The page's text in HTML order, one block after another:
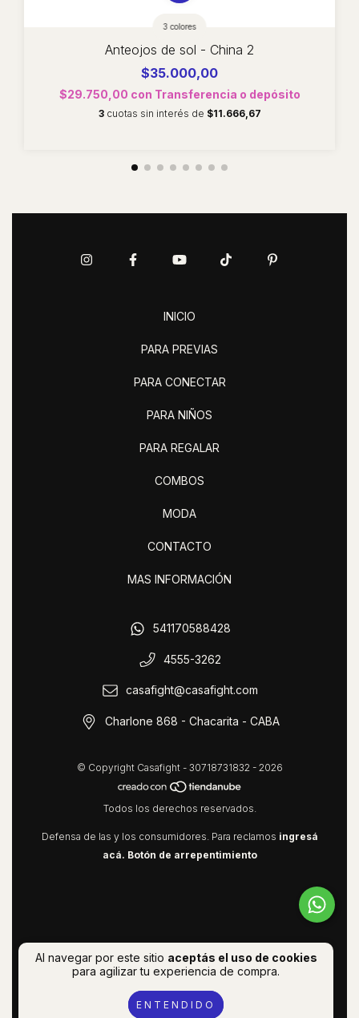
Al navegar por este sitio aceptás el uso de cookies
para agilizar tu experiencia de compra.
ENTENDIDO
3 colores
Anteojos de sol - China 2
$35.000,00
$29.750,00 con Transferencia o depósito
3 cuotas sin interés de $11.666,67
INICIO
PARA PREVIAS
PARA CONECTAR
PARA NIÑOS
PARA REGALAR
COMBOS
MODA
CONTACTO
MAS INFORMACIÓN
541170588428
4555-3262
casafight@casafight.com
Charlone 868 - Chacarita - CABA
© Copyright Casafight - 30718731832 - 2026
Todos los derechos reservados.
Defensa de las y los consumidores. Para reclamos ingresá
acá. Botón de arrepentimiento